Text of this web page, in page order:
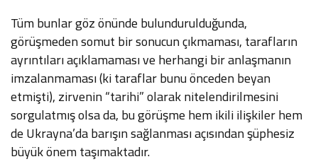
Tüm bunlar göz önünde bulundurulduğunda,
görüşmeden somut bir sonucun çıkmaması, tarafların
ayrıntıları açıklamaması ve herhangi bir anlaşmanın
imzalanmaması (ki taraflar bunu önceden beyan
etmişti), zirvenin “tarihi” olarak nitelendirilmesini
sorgulatmış olsa da, bu görüşme hem ikili ilişkiler hem
de Ukrayna’da barışın sağlanması açısından şüphesiz
büyük önem taşımaktadır.